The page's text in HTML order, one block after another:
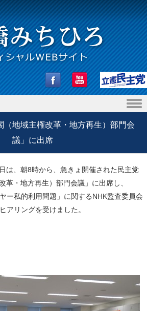
（地域主権改革・地方再生）部門会
議」に出席
は、朝8時から、急きょ開催された民主党
革・地方再生）部門会議」に出席し、
ー私的利用問題」に関するNHK監査委員会
アリングを受けました。